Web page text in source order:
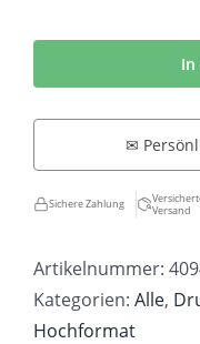
|
Tiergarten
Postmodern
Menge
In
✉
Sichere Zahlung
Versand
Artikelnummer:
Kategorien: Alle,
Hochformat